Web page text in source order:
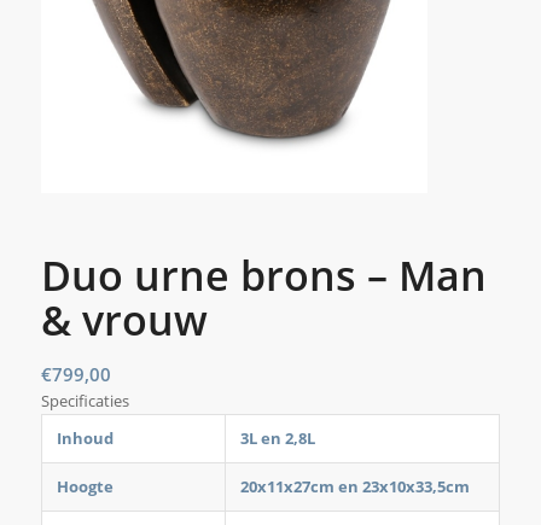
Duo urne brons – Man
& vrouw
€799,00
Specificaties
Inhoud
3L en 2,8L
Hoogte 20x11x27cm en 23x10x33,5cm